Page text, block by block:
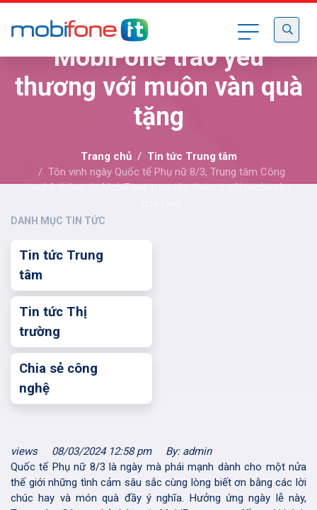
Công nghệ thông tin
MobiFone trao yêu
thương với muôn vàn quà
tặng
Trang chủ
Tin tức Trung tâm
Tôn vinh ngày Quốc tế Phụ nữ 8/3, Trung tâm Công
nghệ thông tin MobiFone trao yêu thương với muôn vàn
DANH MỤC TIN TỨC
Tin tức Trung
tâm
Tin tức Thị
trường
Chia sẻ công
nghệ
views 08/03/2024 12:58 pm
By: admin
Quốc tế Phụ nữ 8/3 là ngày mà phái mạnh dành cho một nửa
thế giới những tình cảm sâu sắc cùng lòng biết ơn bằng các lời
chúc hay và món quà đầy ý nghĩa. Hưởng ứng ngày lễ này,